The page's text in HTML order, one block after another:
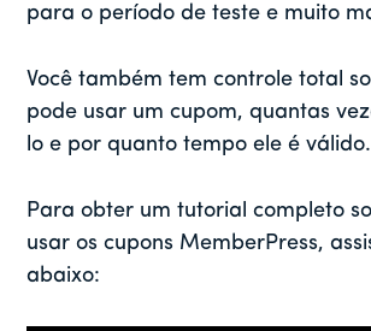
para o período de teste e muito
Você também tem controle total
pode usar um cupom, quantas
lo e por quanto tempo ele é válido.
Para obter um tutorial completo
usar os cupons MemberPress,
abaixo: